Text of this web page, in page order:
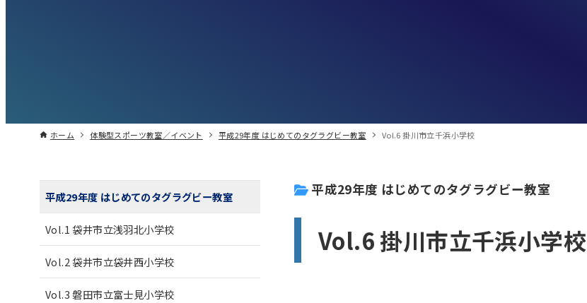
ホーム 体験型スポーツ教室／イベント 平成29年度 はじめてのタグラグビー教室 Vol.6 掛川市立千浜小学校
平成29年度 はじめてのタグラグビー教室
Vol.6 掛川市立千浜小学校
平成29年度 はじめてのタグラグビー教室
Vol.1 袋井市立浅羽北小学校
Vol.2 袋井市立袋井西小学校
Vol.3 磐田市立富士見小学校